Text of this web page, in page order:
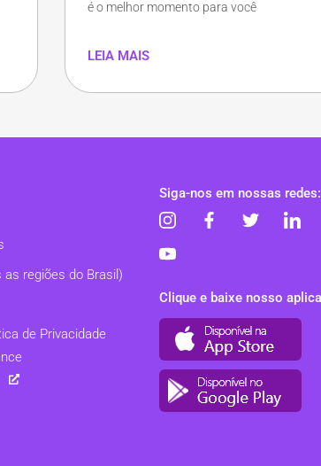
é o melhor momento para você
LEIA MAIS
as regiões do Brasil)
de Privacidade
Siga-nos em nossas redes:
Clique e baixe nosso